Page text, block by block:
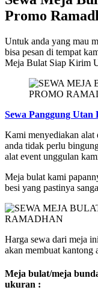
Promo
Untuk anda yang mau
bisa pesan di tempat
Meja Bulat Siap Kirim
Sewa Panggung
Kami menyediakan alat
anda tidak perlu
alat event unggulan
Meja bulat kami
besi yang pastinya
Harga sewa dari meja
akan membuat kantong
Meja bulat/meja
ukuran :